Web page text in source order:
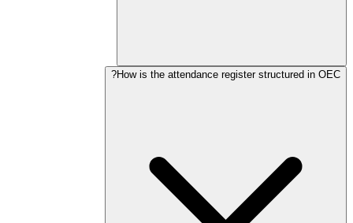
How is the attendance register structured